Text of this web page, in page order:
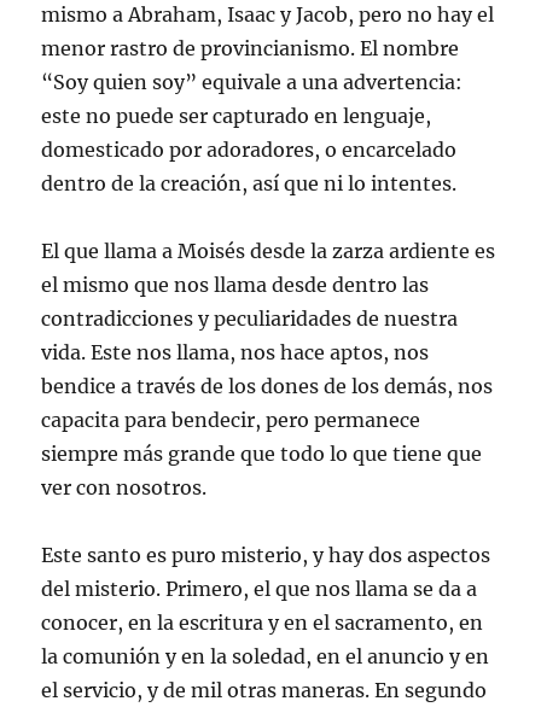
mismo a Abraham, Isaac y Jacob, pero no hay el
menor rastro de provincianismo. El nombre
“Soy quien soy” equivale a una advertencia:
este no puede ser capturado en lenguaje,
domesticado por adoradores, o encarcelado
dentro de la creación, así que ni lo intentes.
El que llama a Moisés desde la zarza ardiente es
el mismo que nos llama desde dentro las
contradicciones y peculiaridades de nuestra
vida. Este nos llama, nos hace aptos, nos
bendice a través de los dones de los demás, nos
capacita para bendecir, pero permanece
siempre más grande que todo lo que tiene que
ver con nosotros.
Este santo es puro misterio, y hay dos aspectos
del misterio. Primero, el que nos llama se da a
conocer, en la escritura y en el sacramento, en
la comunión y en la soledad, en el anuncio y en
el servicio, y de mil otras maneras. En segundo